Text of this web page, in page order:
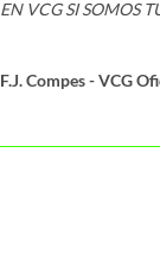
EN VCG SI SOMOS
F.J. Compes - VCG